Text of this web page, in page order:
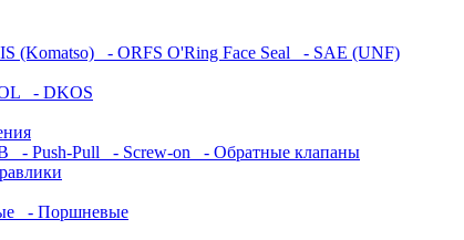
(Komatso) - ORFS O'Ring Face Seal
- SAE (UNF)
- DKOS
- Push-Pull - Screw-on
- Обратные клапаны
- Поршневые